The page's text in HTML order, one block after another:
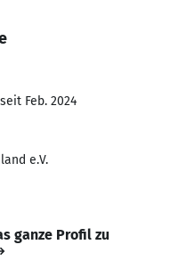
Feb. 2024
e.V.
ganze Profil zu